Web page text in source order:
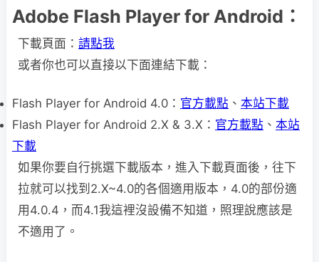
Adobe Flash Player for Android：
下載頁面： 請點我
或者你也可以直接以下面連結下載：
Flash Player for Android 4.0： 官方載點 、 本站下載
Flash Player for Android 2.X & 3.X： 官方載點 、 本站
下載
如果你要自行挑選下載版本，進入下載頁面後，往下
拉就可以找到2.X~4.0的各個適用版本，4.0的部份適
用4.0.4，而4.1我這裡沒設備不知道，照理說應該是
不適用了。